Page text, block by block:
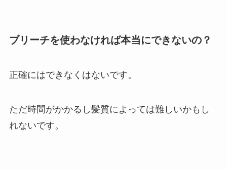
ブリーチを使わなければ本当にできないの？
正確にはできなくはないです。
ただ時間がかかるし髪質によっては難しいかもし
れないです。